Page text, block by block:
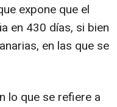
expone que el
en 430 días, si bien
en las que se
lo que se refiere a